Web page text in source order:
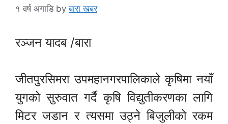
१ वर्ष अगाडि byबारा खबर
रञ्जन यादब /बारा
जीतपुरसिमरा उपमहानगरपालिकाले कृषिमा नयाँ
युगको सुरुवात गर्दै कृषि विद्युतीकरणका लागि
मिटर जडान र त्यसमा उठ्ने बिजुलीको रकम